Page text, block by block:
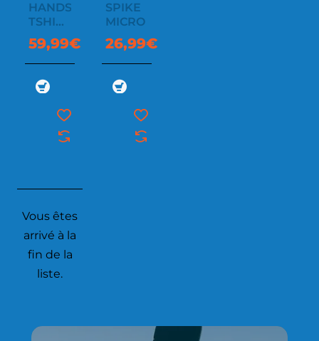
HANDSEL
TSHIRT
+
HANDSEL
PANT
59,99€
SPIKE
MICRO
26,99€
Vous êtes
arrivé à la
fin de la
liste.